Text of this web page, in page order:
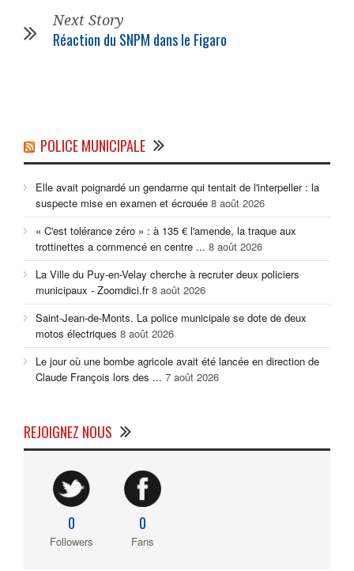
Next Story
Réaction du SNPM dans le Figaro
POLICE MUNICIPALE
Elle avait poignardé un gendarme qui tentait de l'interpeller : la
suspecte mise en examen et écrouée 8 août 2026
« C'est tolérance zéro » : à 135 € l'amende, la traque aux
trottinettes a commencé en centre ... 8 août 2026
La Ville du Puy-en-Velay cherche à recruter deux policiers
municipaux - Zoomdici.fr 8 août 2026
Saint-Jean-de-Monts. La police municipale se dote de deux
motos électriques 8 août 2026
Le jour où une bombe agricole avait été lancée en direction de
Claude François lors des ... 7 août 2026
REJOIGNEZ NOUS
0
Followers
0
Fans